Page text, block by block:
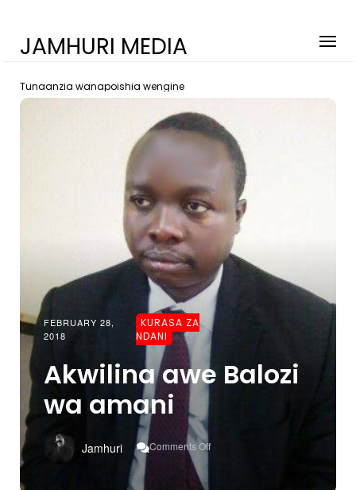
JAMHURI MEDIA
Tunaanzia wanapoishia wengine
FEBRUARY 28,
2018
KURASA ZA
NDANI
Akwilina awe Balozi
wa amani
Jamhuri Comments Off
Akwilina